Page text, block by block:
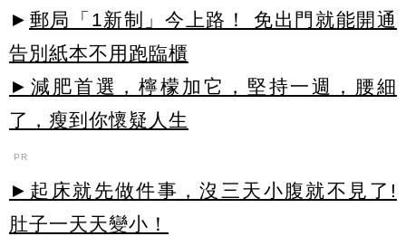
► 郵局「1新制」今上路！ 免出門就能開通
告別紙本不用跑臨櫃
►減肥首選，檸檬加它，堅持一週，腰細
了，瘦到你懷疑人生
PR
►起床就先做件事，沒三天小腹就不見了!
肚子一天天變小！